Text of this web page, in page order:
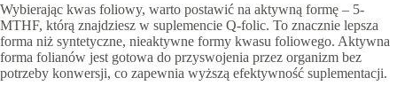
Wybierając kwas foliowy, warto postawić na aktywną formę – 5-
MTHF, którą znajdziesz w suplemencie Q-folic. To znacznie lepsza
forma niż syntetyczne, nieaktywne formy kwasu foliowego. Aktywna
forma folianów jest gotowa do przyswojenia przez organizm bez
potrzeby konwersji, co zapewnia wyższą efektywność suplementacji.